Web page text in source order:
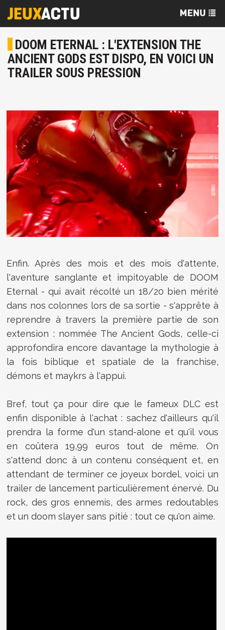
DOOM ETERNAL : L'EXTENSION THE
ANCIENT GODS EST DISPO, EN VOICI UN
TRAILER SOUS PRESSION
Enfin. Après des mois et des mois d'attente,
l'aventure sanglante et impitoyable de DOOM
Eternal - qui avait récolté un 18/20 bien mérité
dans nos colonnes lors de sa sortie - s'apprête à
reprendre à travers la première partie de son
extension : nommée The Ancient Gods, celle-ci
approfondira encore davantage la mythologie à
la fois biblique et spatiale de la franchise,
démons et maykrs à l'appui.
Bref, tout ça pour dire que le fameux DLC est
enfin disponible à l'achat : sachez d'ailleurs qu'il
prendra la forme d'un stand-alone et qu'il vous
en coûtera 19,99 euros tout de même. On
s'attend donc à un contenu conséquent et, en
attendant de terminer ce joyeux bordel, voici un
trailer de lancement particulièrement énervé. Du
rock, des gros ennemis, des armes redoutables
et un doom slayer sans pitié : tout ce qu'on aime.